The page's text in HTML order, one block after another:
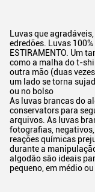
Luvas que
edredões. Luvas
ESTIRAMENTO. Um
como a malha do t-
outra mão (duas
um lado se torna
ou no bolso
As luvas brancas do
conservators para
arquivos. As luvas
fotografias,
reações químicas
durante a
algodão são ideais
pequeno, em médio